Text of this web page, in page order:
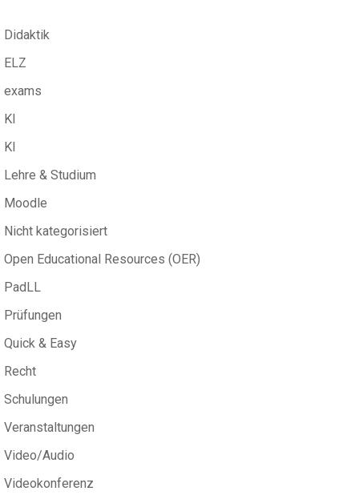
Didaktik
ELZ
exams
KI
KI
Lehre & Studium
Moodle
Nicht kategorisiert
Open Educational Resources (OER)
PadLL
Prüfungen
Quick & Easy
Recht
Schulungen
Veranstaltungen
Video/Audio
Videokonferenz